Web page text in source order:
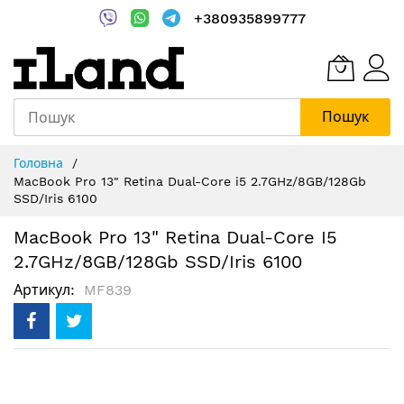
+380935899777
Пошук
Content
Головна
MacBook Pro 13" Retina Dual-Core i5 2.7GHz/8GB/128Gb
SSD/Iris 6100
MacBook Pro 13" Retina Dual-Core I5
2.7GHz/8GB/128Gb SSD/Iris 6100
Артикул MF839